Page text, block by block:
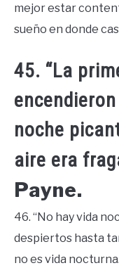
mejor estar
sueño en donde
45. “La
noche
aire era
Payne.
46. “No hay vida
despiertos hasta
no es vida